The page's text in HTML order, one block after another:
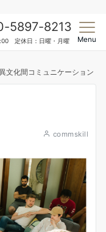
5897-8213
定休日：日曜・月曜 Menu
文化間コミュニケーション
commskill